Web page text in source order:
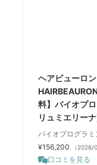
ヘアビューロ
料】バイオプ
リュミエリー
バイオプログラ
¥156,200
（2026/
口コミを見る